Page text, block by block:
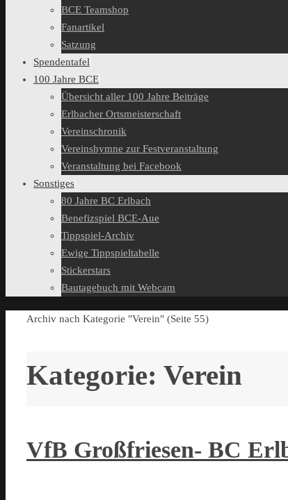
BCE Teamshop
Fanartikel
Satzung
Spendentafel
100 Jahre BCE
Übersicht aller 100 Jahre Beiträge
Erlbacher Ortsmeisterschaft
Vereinschronik
Vereinshymne zur Festveranstaltung
Veranstaltung bei Facebook
Sonstiges
80 Jahre BC Erlbach
Benefizspiel BCE-Aue
Tippspiel-Archiv
Ewige Tippspieltabelle
Stickerstars
Bautagebuch mit Webcam
Start
Archiv nach Kategorie "Verein" (Seite 55)
Kategorie: Verein
VfB Großfriesen- BC